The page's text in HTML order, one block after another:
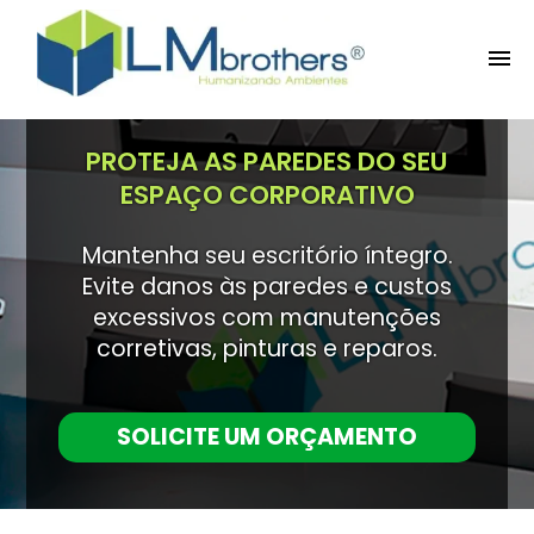
PROTETORES DE PAREDE
PLACAS PROTETORAS
PROTETORES DE QUINA
CONTATO
PROTEJA AS PAREDES DO SEU
ESPAÇO CORPORATIVO
Mantenha seu escritório íntegro.
Evite danos às paredes e custos
excessivos com manutenções
corretivas, pinturas e reparos.
SOLICITE UM ORÇAMENTO